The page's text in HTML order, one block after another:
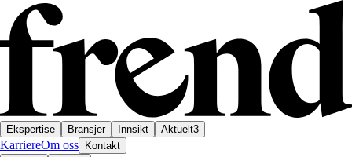
Ekspertise Bransjer Innsikt Aktuelt3
KarriereOm oss
Kontakt